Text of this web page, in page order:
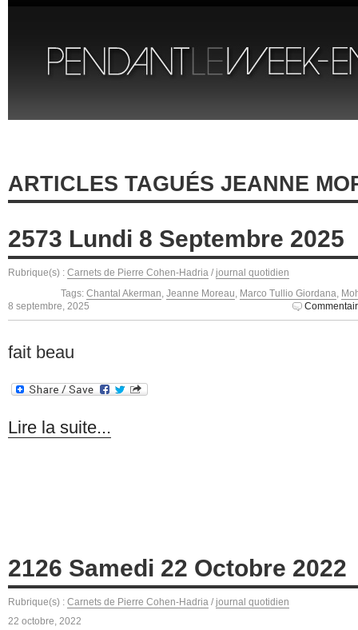
ARTICLES TAGUÉS JEANNE
2573 Lundi 8 Septembre 2025
Rubrique(s) : Carnets de Pierre Cohen-Hadria / journal quotidien
Tags: Chantal Akerman, Jeanne Moreau, Marco Tullio Giordana,
8 septembre, 2025
fait beau
Lire la suite...
2126 Samedi 22 Octobre 2022
Rubrique(s) : Carnets de Pierre Cohen-Hadria / journal quotidien
22 octobre, 2022